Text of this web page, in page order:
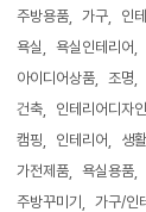
주방용품 가구 인
욕실
욕실인테리어
아이디어상품
조명
건축
인테리어디자인
캠핑
인테리어 생
가전제품
욕실용품
주방꾸미기
가구/인